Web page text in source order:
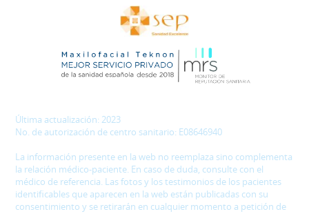
Última actualización: 2023
No. de autorización de centro sanitario: E08646940
La información presente en la web no reemplaza sino complementa
la relación médico-paciente. En caso de duda, consulte con el
médico de referencia. Las fotos y los testimonios de los pacientes
identificables que aparecen en la web están publicadas con su
consentimiento y se retirarán en cualquier momento a petición de